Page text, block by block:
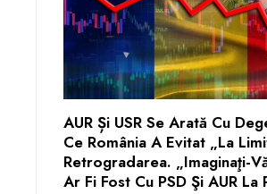
AUR Și USR Se Arată Cu
Ce România A Evitat „la
Retrogradarea. „Imaginaţi-
Ar Fi Fost Cu PSD Şi AUR La